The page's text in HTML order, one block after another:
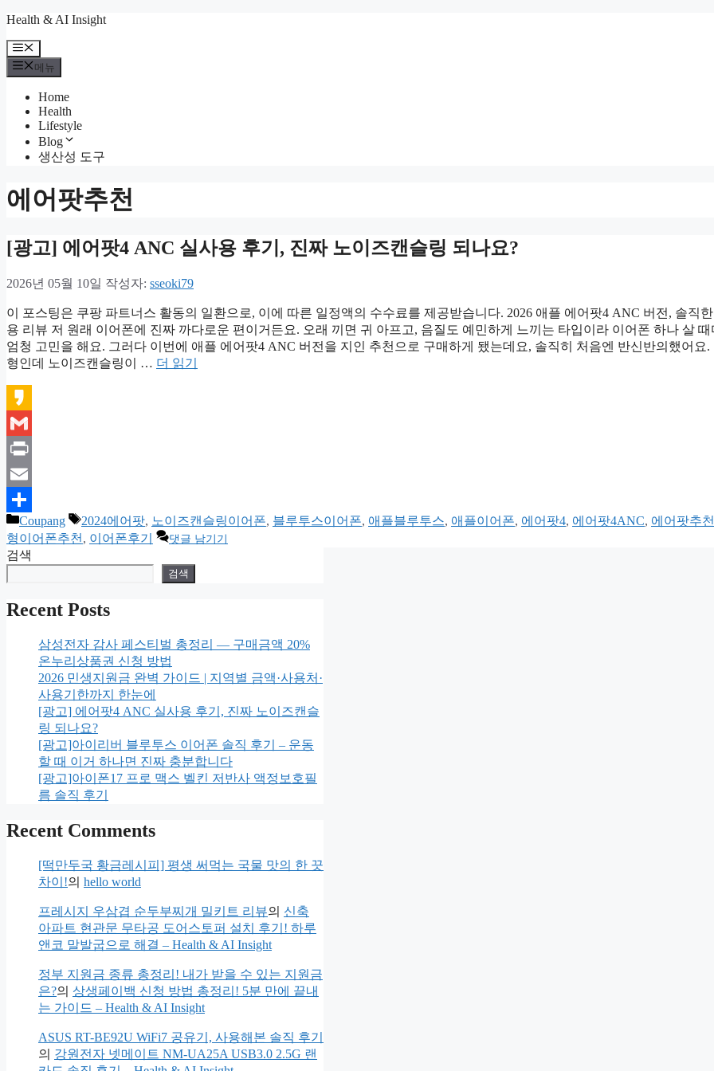
컨
츠
로
Health & AI Insight
메
뉴
메뉴
Home
Health
Lifestyle
Blog
생산성 도구
에어팟추천
[광고] 에어팟4 ANC 실사용 후기, 진짜 노이즈캔슬링 되나요?
2026년 05월 10일 작성자: sseoki79
이 포스팅은 쿠팡 파트너스 활동의 일환으로, 이에 따른 일정액의 수수료를 제공받습니다. 2026 애플 에어팟4 ANC 버전, 솔직
용 리뷰 저 원래 이어폰에 진짜 까다로운 편이거든요. 오래 끼면 귀 아프고, 음질도 예민하게 느끼는 타입이라 이어폰 하나 살 때
엄청 고민을 해요. 그러다 이번에 애플 에어팟4 ANC 버전을 지인 추천으로 구매하게 됐는데요, 솔직히 처음엔 반신반의했어요.
형인데 노이즈캔슬링이 … 더 읽기
Kakao
Gmail
Print
Email
Share
카
테
고
리
Coupang
태
그
2024에어팟, 노이즈캔슬링이어폰, 블루투스이어폰, 애플블루투스, 애플이어폰, 에어팟4, 에어팟4ANC, 에어팟추천
형이어폰추천, 이어폰후기 댓글 남기기
검색
검색
Recent Posts
삼성전자 감사 페스티벌 총정리 — 구매금액 20%
온누리상품권 신청 방법
2026 민생지원금 완벽 가이드 | 지역별 금액·사용처·
사용기한까지 한눈에
[광고] 에어팟4 ANC 실사용 후기, 진짜 노이즈캔슬
링 되나요?
[광고]아이리버 블루투스 이어폰 솔직 후기 – 운동
할 때 이거 하나면 진짜 충분합니다
[광고]아이폰17 프로 맥스 벨킨 저반사 액정보호필
름 솔직 후기
Recent Comments
[떡만두국 황금레시피] 평생 써먹는 국물 맛의 한 끗
차이!의 hello world
프레시지 우삼겹 순두부찌개 밀키트 리뷰의 신축
아파트 현관문 무타공 도어스토퍼 설치 후기! 하루
앤코 말발굽으로 해결 – Health & AI Insight
정부 지원금 종류 총정리! 내가 받을 수 있는 지원금
은?의 상생페이백 신청 방법 총정리! 5분 만에 끝내
는 가이드 – Health & AI Insight
ASUS RT-BE92U WiFi7 공유기, 사용해본 솔직 후기
의 강원전자 넷메이트 NM-UA25A USB3.0 2.5G 랜